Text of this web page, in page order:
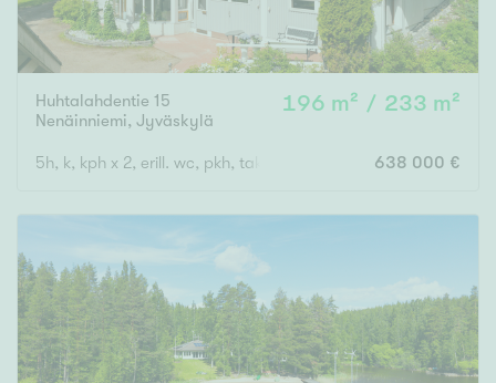
Huhtalahdentie 15
Nenäinniemi, Jyväskylä
196 m² / 233 m²
5h, k, kph x 2, erill. wc, pkh, takkah., aula, autotalli ja -katos,
638 000 €